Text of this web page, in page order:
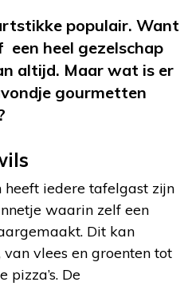
populair. Want
een heel gezelschap
altijd. Maar wat is er
gourmetten
iedere tafelgast zijn
waarin zelf een
Dit kan
vlees en groenten tot
pizza’s. De